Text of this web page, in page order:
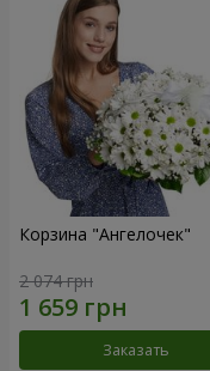
Корзина "Ангелочек"
2 074 грн
Заказать